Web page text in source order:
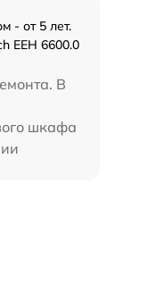
- от 5 лет.
EEH 6600.0
В
шкафа